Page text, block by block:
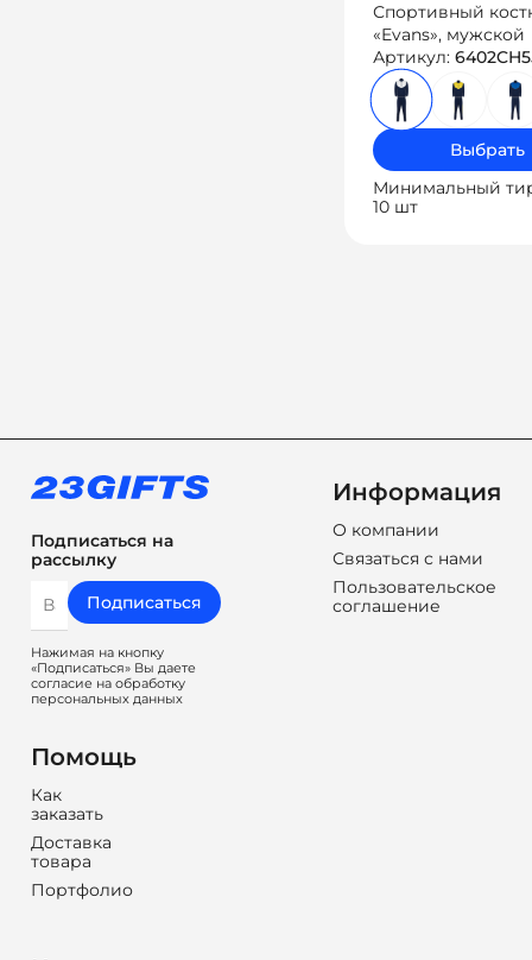
Спортивный
«Evans», мужской
Артикул:
Выбрать
Минимальный
10 шт
Подписаться на
рассылку
Подписаться
Нажимая на кнопку
«Подписаться» Вы даете
согласие на обработку
персональных данных
Информация
О компании
Связаться с нами
Пользовательское
соглашение
Помощь
Как
заказать
Доставка
товара
Портфолио